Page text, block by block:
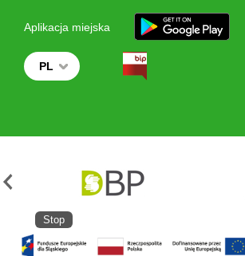
Aplikacja miejska
PL
Stop